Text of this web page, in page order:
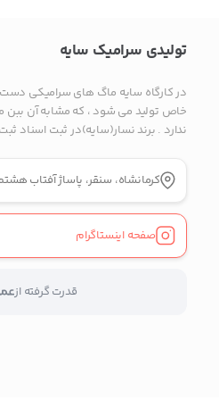
پیام در واتس‌اپ
صحت موارد ذکر شده بر عهده
تولیدی سرامیک سایه
در کارگاه سایه ماگ های سرامیکی
خاص تولید می شود ، که مشابه آن ببن
ندارد . برند نسار(سایه)در ثبت اسناد
کرمانشاه، سنقر، پاساژ آفتاب
صفحه اینستاگرام
قدرت گرفته از